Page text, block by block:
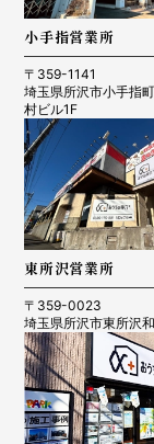
小手指営業所
〒359-1141
埼玉県所沢市小手指
村ビル1F
東所沢営業所
〒359-0023
埼玉県所沢市東所沢